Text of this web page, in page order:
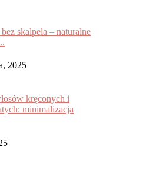
skalpela – naturalne
2025
kręconych i
minimalizacja